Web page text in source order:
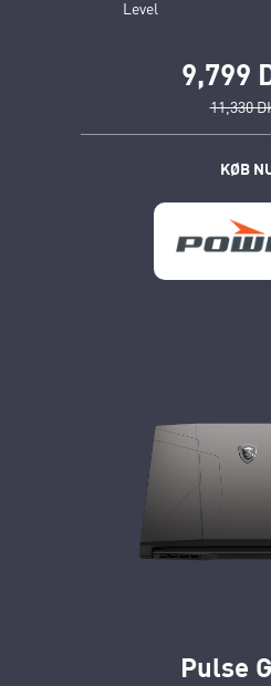
Level
9,799
11,330
KØB
Pulse